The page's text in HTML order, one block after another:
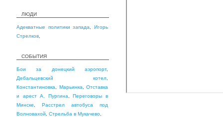
ЛЮДИ
Адекватные политики запада ,Игорь
Стрелков
СОБЫТИЯ
Бои за донецкий аэропорт,
Дебальцевский котел
Константиновка
Марьинка
Отставка
и арест А. Пургина ,Переговоры в
Минске
Расстрел автобуса под
Волновахой
Стрельба в Мукачево